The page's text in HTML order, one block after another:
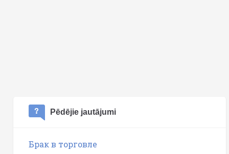
Pēdējie jautājumi
Брак в торговле